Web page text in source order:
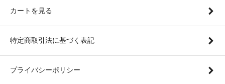
カートを見る
特定商取引法に基づく表記
プライバシーポリシー